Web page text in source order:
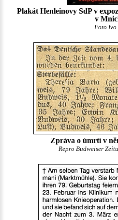
Plakát Henleinovy SdP v
v
Foto Ivo
Zpráva o úmrtí v
Repro Budweiser